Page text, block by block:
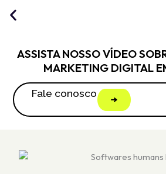
ASSISTA NOSSO VÍDEO
MARKETING DIGITAL
Fale conosco